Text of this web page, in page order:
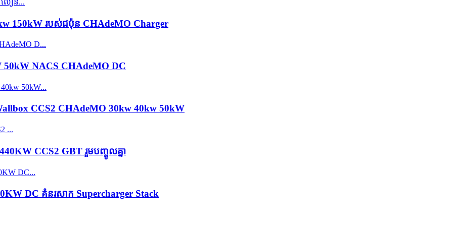
150kW របស់ជប៉ុន CHAdeMO Charger
50kW NACS CHAdeMO DC
CCS2 CHAdeMO 30kw 40kw 50kW
CCS2 GBT រួមបញ្ចូលគ្នា
DC គំនរសាក Supercharger Stack